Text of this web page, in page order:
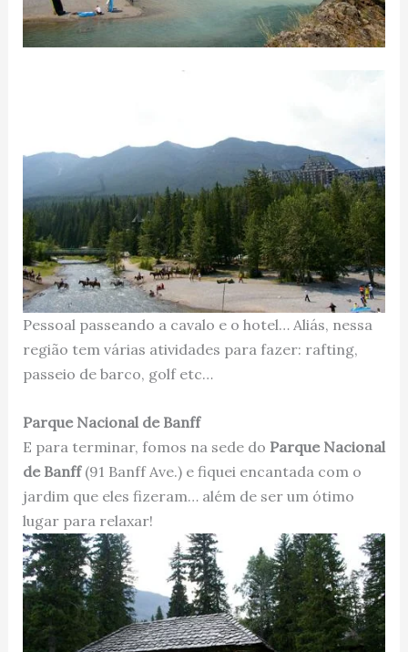
Pessoal passeando a cavalo e o hotel… Aliás, nessa
região tem várias atividades para fazer: rafting,
passeio de barco, golf etc…
Parque Nacional de Banff
E para terminar, fomos na sede do Parque Nacional
de Banff(91 Banff Ave.) e fiquei encantada com o
jardim que eles fizeram… além de ser um ótimo
lugar para relaxar!